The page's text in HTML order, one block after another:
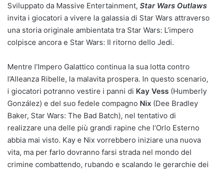
Sviluppato da Massive Entertainment, Star Wars Outlaws
invita i giocatori a vivere la galassia di Star Wars attraverso
una storia originale ambientata tra Star Wars: L’impero
colpisce ancora e Star Wars: Il ritorno dello Jedi.
Mentre l’Impero Galattico continua la sua lotta contro
l’Alleanza Ribelle, la malavita prospera. In questo scenario,
i giocatori potranno vestire i panni di Kay Vess (Humberly
González) e del suo fedele compagno Nix (Dee Bradley
Baker, Star Wars: The Bad Batch), nel tentativo di
realizzare una delle più grandi rapine che l’Orlo Esterno
abbia mai visto. Kay e Nix vorrebbero iniziare una nuova
vita, ma per farlo dovranno farsi strada nel mondo del
crimine combattendo, rubando e scalando le gerarchie dei